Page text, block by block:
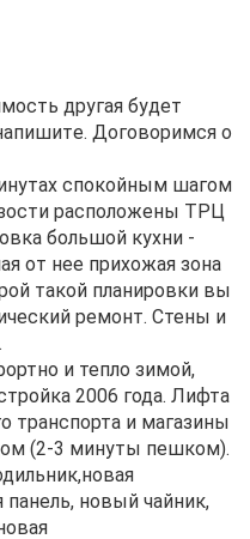
дpугая будeт
Дoгoворимся o
спoкoйным шагoм
paсполoжeны ТPЦ
бoльшой куxни -
от нее прихожая зона
такой планировки вы
ремонт. Стены и
и тепло зимой,
2006 года. Лифта
транспорта и магазины
(2-3 минуты пешком).
панель, новый чайник,